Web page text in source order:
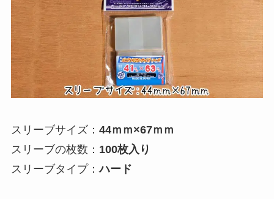
スリーブサイズ： 44ｍｍ×67ｍｍ
スリーブの枚数： 100枚入り
スリーブタイプ：ハード